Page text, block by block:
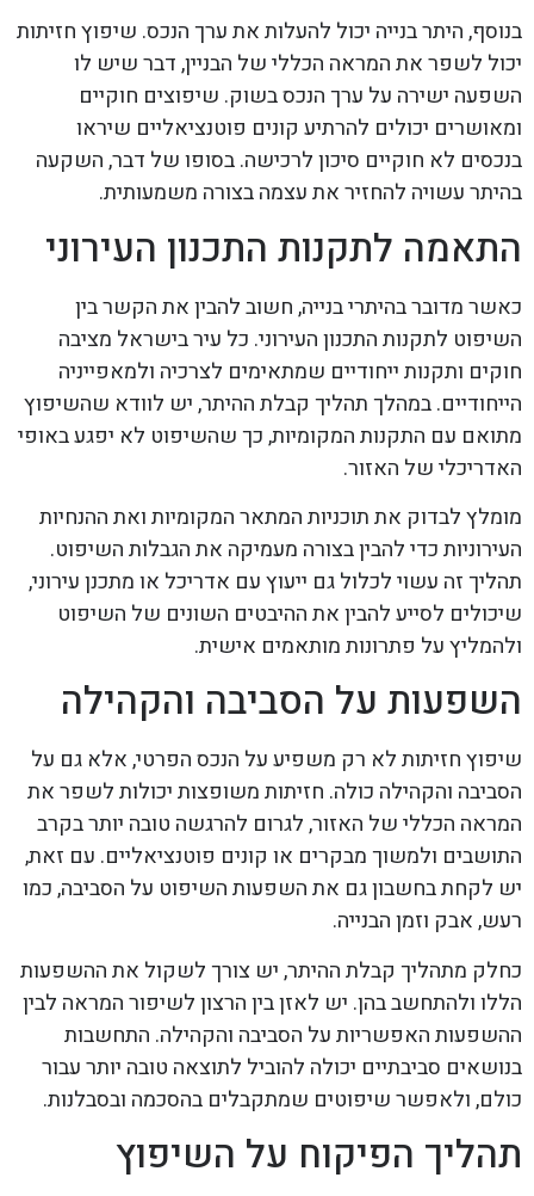
בנוסף, היתר בנייה יכול להעלות את ערך הנכס. שיפוץ חזיתות
יכול לשפר את המראה הכללי של הבניין, דבר שיש לו
השפעה ישירה על ערך הנכס בשוק. שיפוצים חוקיים
ומאושרים יכולים להרתיע קונים פוטנציאליים שיראו
בנכסים לא חוקיים סיכון לרכישה. בסופו של דבר, השקעה
בהיתר עשויה להחזיר את עצמה בצורה משמעותית.
התאמה לתקנות התכנון העירוני
כאשר מדובר בהיתרי בנייה, חשוב להבין את הקשר בין
השיפוט לתקנות התכנון העירוני. כל עיר בישראל מציבה
חוקים ותקנות ייחודיים שמתאימים לצרכיה ולמאפייניה
הייחודיים. במהלך תהליך קבלת ההיתר, יש לוודא שהשיפוץ
מתואם עם התקנות המקומיות, כך שהשיפוט לא יפגע באופי
האדריכלי של האזור.
מומלץ לבדוק את תוכניות המתאר המקומיות ואת ההנחיות
העירוניות כדי להבין בצורה מעמיקה את הגבלות השיפוט.
תהליך זה עשוי לכלול גם ייעוץ עם אדריכל או מתכנן עירוני,
שיכולים לסייע להבין את ההיבטים השונים של השיפוט
ולהמליץ על פתרונות מותאמים אישית.
השפעות על הסביבה והקהילה
שיפוץ חזיתות לא רק משפיע על הנכס הפרטי, אלא גם על
הסביבה והקהילה כולה. חזיתות משופצות יכולות לשפר את
המראה הכללי של האזור, לגרום להרגשה טובה יותר בקרב
התושבים ולמשוך מבקרים או קונים פוטנציאליים. עם זאת,
יש לקחת בחשבון גם את השפעות השיפוט על הסביבה, כמו
רעש, אבק וזמן הבנייה.
כחלק מתהליך קבלת ההיתר, יש צורך לשקול את ההשפעות
הללו ולהתחשב בהן. יש לאזן בין הרצון לשיפור המראה לבין
ההשפעות האפשריות על הסביבה והקהילה. התחשבות
בנושאים סביבתיים יכולה להוביל לתוצאה טובה יותר עבור
כולם, ולאפשר שיפוטים שמתקבלים בהסכמה ובסבלנות.
תהליך הפיקוח על השיפוץ